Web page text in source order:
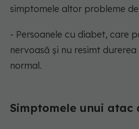
simptomele altor probleme
- Persoanele cu diabet, care
nervoasă și nu resimt
normal.
Simptomele unui atac